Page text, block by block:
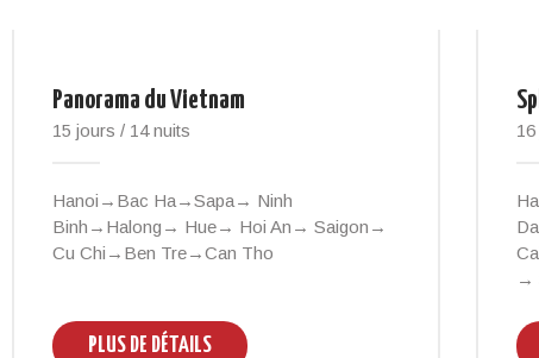
Panorama du Vietnam
15 jours / 14 nuits
Hanoi→Bac Ha→Sapa→ Ninh
Binh→Halong→ Hue→ Hoi An→ Saigon→
Cu Chi→Ben Tre→Can Tho
PLUS DE DÉTAILS
→